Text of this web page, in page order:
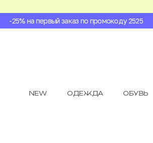
-25% на первый заказ по промокоду 2525
NEW ОДЕЖДА ОБУВЬ